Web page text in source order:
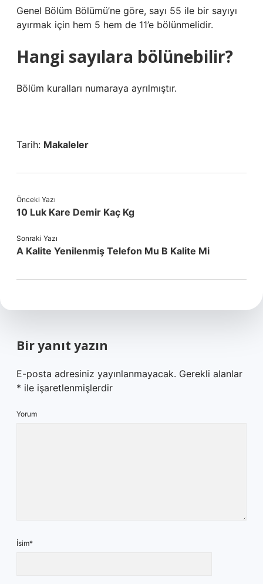
Genel Bölüm Bölümü’ne göre, sayı 55 ile bir sayıyı
ayırmak için hem 5 hem de 11’e bölünmelidir.
Hangi sayılara bölünebilir?
Bölüm kuralları numaraya ayrılmıştır.
Tarih: Makaleler
Önceki Yazı
10 Luk Kare Demir Kaç Kg
Sonraki Yazı
A Kalite Yenilenmiş Telefon Mu B Kalite Mi
Bir yanıt yazın
E-posta adresiniz yayınlanmayacak. Gerekli alanlar
* ile işaretlenmişlerdir
Yorum
İsim*